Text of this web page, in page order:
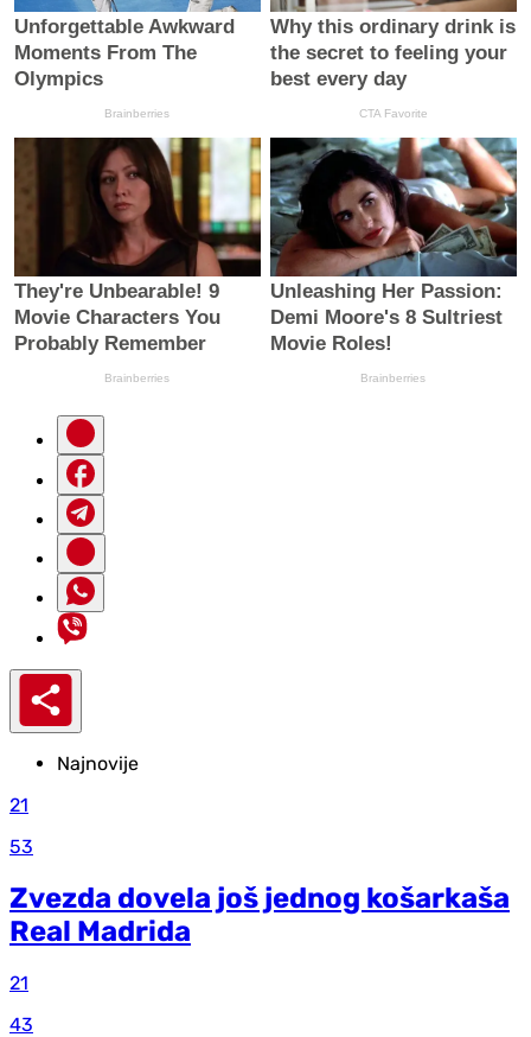
Najnovije
21
53
Zvezda dovela još jednog košarkaša
Real Madrida
21
43